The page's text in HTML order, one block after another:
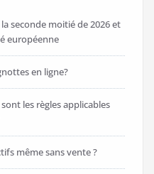
seconde moitié de 2026 et
européenne
en ligne?
les règles applicables
même sans vente ?